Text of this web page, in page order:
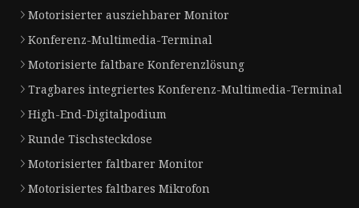
Motorisierter ausziehbarer Monitor
Konferenz-Multimedia-Terminal
Motorisierte faltbare Konferenzlösung
Tragbares integriertes Konferenz-Multimedia-Terminal
High-End-Digitalpodium
Runde Tischsteckdose
Motorisierter faltbarer Monitor
Motorisiertes faltbares Mikrofon